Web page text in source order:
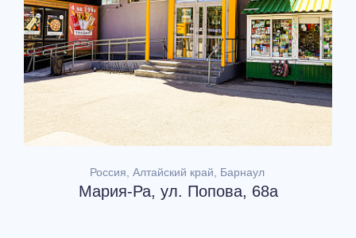
Россия, Алтайский край, Барнаул
Мария-Ра, ул. Попова, 68а